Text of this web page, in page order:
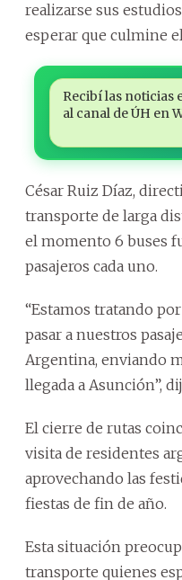
realizarse sus
esperar que culmine
Recibí las noticias
al canal de ÚH en
César Ruiz Díaz,
transporte de larga
el momento 6 buses
pasajeros cada uno.
“Estamos tratando
pasar a nuestros
Argentina, enviando
llegada a Asunción”,
El cierre de rutas
visita de residentes
aprovechando las
fiestas de fin de año.
Esta situación
transporte quienes